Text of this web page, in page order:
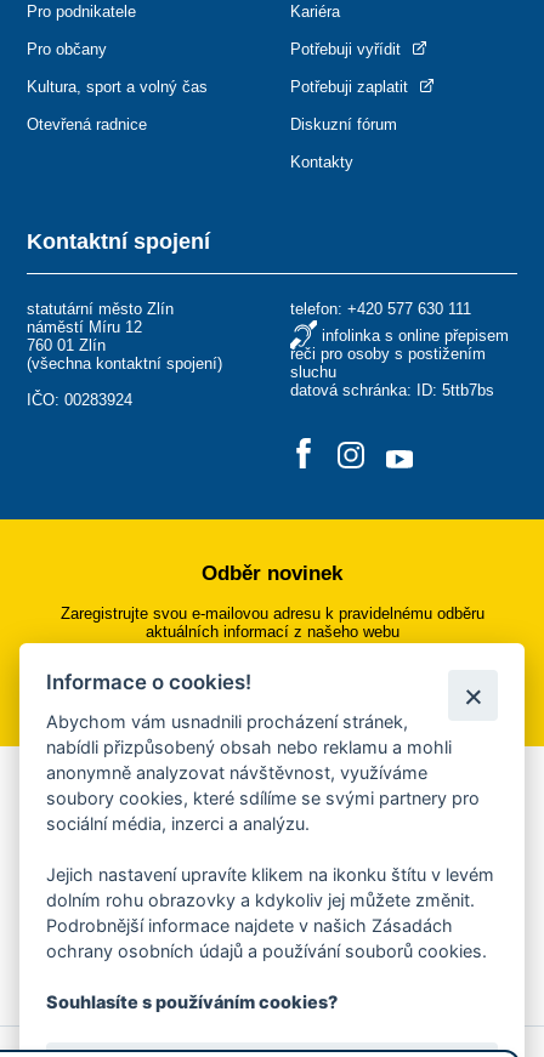
Kontaktní spojení
statutární město Zlín
náměstí Míru 12
760 01 Zlín
(všechna kontaktní spojení)
IČO: 00283924
telefon: +420 577 630 111
infolinka s online přepisem
řeči pro osoby s postižením
sluchu
datová schránka: ID: 5ttb7bs
Pro podnikatele
Pro občany
Kultura, sport a volný čas
Otevřená radnice
Kariéra
Potřebuji vyřídit
Potřebuji zaplatit
Diskuzní fórum
Kontakty
Odběr novinek
Zaregistrujte svou e-mailovou adresu k pravidelnému odběru
aktuálních informací z našeho webu
Přihlásit se k odběru
Aplikace Mobilní rozhlas
Chcete dostávat do svého mobilu či mailu upozornění na
ankety, pozvánky na kulturní a sportovní akce?
Více informací o aplikaci
© 2026 Magistrát města Zlína Prohlášení o používání cookies
Informace o cookies!
Abychom vám usnadnili procházení stránek,
nabídli přizpůsobený obsah nebo reklamu a mohli
anonymně analyzovat návštěvnost, využíváme
soubory cookies, které sdílíme se svými partnery pro
sociální média, inzerci a analýzu.
Jejich nastavení upravíte klikem na ikonku štítu v levém
dolním rohu obrazovky a kdykoliv jej můžete změnit.
Podrobnější informace najdete v našich Zásadách
ochrany osobních údajů a používání souborů cookies.
Souhlasíte s používáním cookies?